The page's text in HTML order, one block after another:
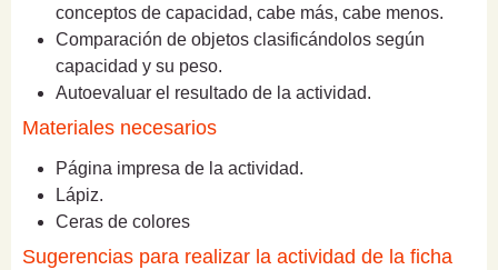
conceptos de capacidad, cabe más, cabe menos.
Comparación de objetos clasificándolos según
capacidad y su peso.
Autoevaluar el resultado de la actividad.
Materiales necesarios
Página impresa de la actividad.
Lápiz.
Ceras de colores
Sugerencias para realizar la actividad de la ficha